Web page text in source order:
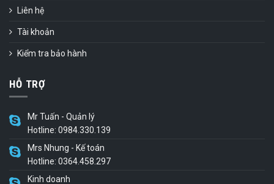
Liên hệ
Tài khoản
Kiểm tra bảo hành
HỖ TRỢ
Mr Tuấn - Quản lý
Hotline: 0984.330.139
Mrs Nhung - Kế toán
Hotline: 0364.458.297
Kinh doanh